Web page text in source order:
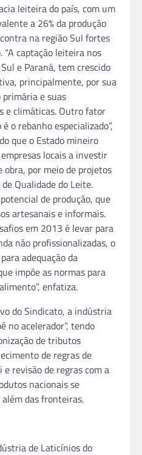
leiteira do país, com um
a 26% da produção
na região Sul fortes
captação leiteira nos
e Paraná, tem crescido
principalmente, por sua
e suas
e climáticas. Outro fator
o rebanho especializado”,
que o Estado mineiro
locais a investir
obra, por meio de projetos
Qualidade do Leite.
de produção, que
artesanais e informais.
em 2013 é levar para
não profissionalizadas, o
adequação da
impõe as normas para
enfatiza.
do Sindicato, a indústria
no acelerador”, tendo
de tributos
de regras de
revisão de regras com a
nacionais se
das fronteiras.
de Laticínios do